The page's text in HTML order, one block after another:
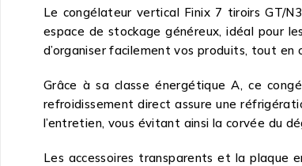
Le congélateur vertical Finix 7 tiroirs GT/
espace de stockage généreux, idéal pour
d’organiser facilement vos produits, tout
Grâce à sa classe énergétique A, ce
refroidissement direct assure une
l’entretien, vous évitant ainsi la corvée du
Les accessoires transparents et la plaque